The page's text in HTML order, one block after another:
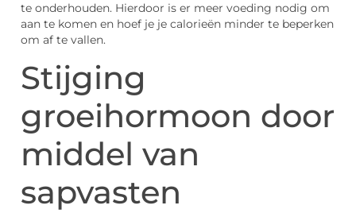
te onderhouden. Hierdoor is er meer voeding nodig om
aan te komen en hoef je je calorieën minder te beperken
om af te vallen.
Stijging
groeihormoon door
middel van
sapvasten